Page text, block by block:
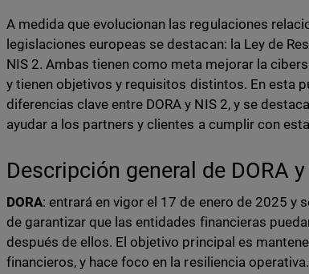
A medida que evolucionan las regulaciones
legislaciones europeas se destacan: la Ley de
NIS 2. Ambas tienen como meta mejorar la
y tienen objetivos y requisitos distintos. En esta
diferencias clave entre DORA y NIS 2, y se
ayudar a los partners y clientes a cumplir con
Descripción general de DORA
DORA: entrará en vigor el 17 de enero de 2025 y
de garantizar que las entidades financieras
después de ellos. El objetivo principal es
financieros, y hace foco en la resiliencia operativa.